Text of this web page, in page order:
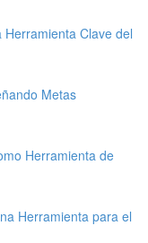
Clave del
Metas
Herramienta de
Herramienta para el